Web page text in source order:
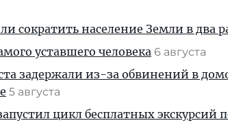
сократить население Земли в два
уставшего человека 6 августа
задержали из-за обвинений в
5 августа
цикл бесплатных экскурсий